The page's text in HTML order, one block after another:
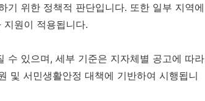
기 위한 정책적 판단입니다. 또한 일부 지역에
원이 적용됩니다.
수 있으며, 세부 기준은 지자체별 공고에 따라
및 서민생활안정 대책에 기반하여 시행됩니